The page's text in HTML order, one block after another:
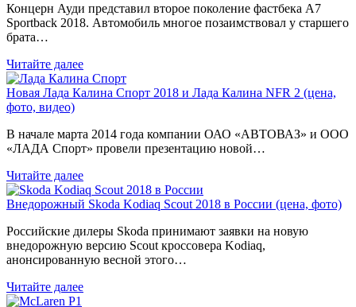
Концерн Ауди представил второе поколение фастбека A7
Sportback 2018. Автомобиль многое позаимствовал у старшего
брата…
Читайте далее
Новая Лада Калина Спорт 2018 и Лада Калина NFR 2 (цена,
фото, видео)
В начале марта 2014 года компании ОАО «АВТОВАЗ» и ООО
«ЛАДА Спорт» провели презентацию новой…
Читайте далее
Внедорожный Skoda Kodiaq Scout 2018 в России (цена, фото)
Российские дилеры Skoda принимают заявки на новую
внедорожную версию Scout кроссовера Kodiaq,
анонсированную весной этого…
Читайте далее